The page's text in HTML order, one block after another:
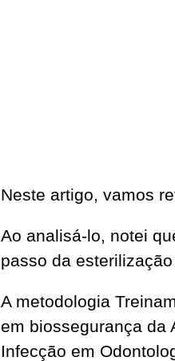
Neste artigo, vamos
Ao analisá-lo, notei
passo da
A metodologia
em biossegurança da
Infecção em